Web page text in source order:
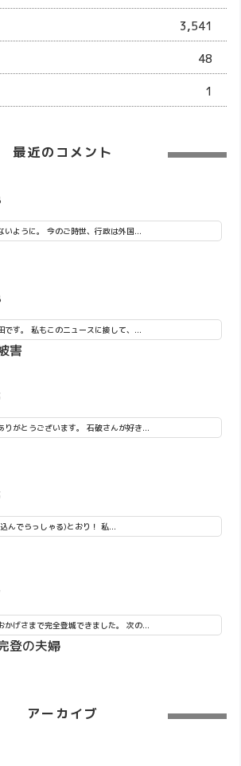
3,541
48
1
最近のコメント
いように。 今のご時世、行政は外国...
です。 私もこのニュースに接して、...
害
りがとうございます。 石破さんが好き...
んでらっしゃる)とおり！ 私...
かげさまで完全登城できました。 次の...
登の夫婦
アーカイブ